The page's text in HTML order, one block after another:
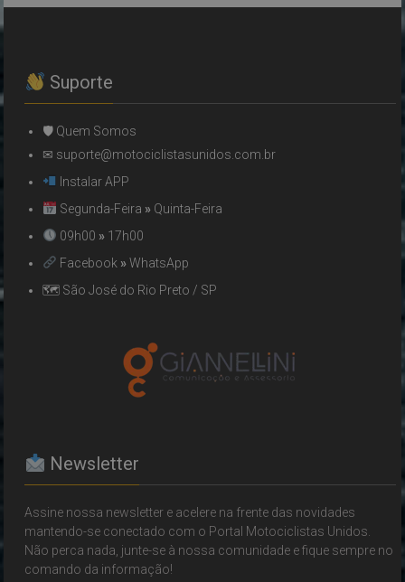
Suporte
🛡 Quem Somos
✉ suporte@motociclistasunidos.com.br
Instalar APP
Segunda-Feira » Quinta-Feira
09h00 » 17h00
Facebook » WhatsApp
🗺 São José do Rio Preto / SP
Newsletter
Assine nossa newsletter e acelere na frente das novidades
mantendo-se conectado com o Portal Motociclistas Unidos.
Não perca nada, junte-se à nossa comunidade e fique sempre no
comando da informação!